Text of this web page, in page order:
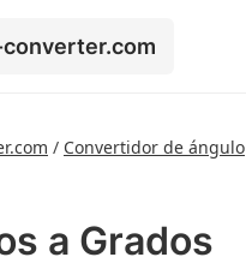
/ Convertidor de ángulo
a Grados